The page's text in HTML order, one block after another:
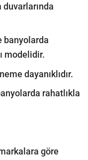
duvarlarında
banyolarda
modelidir.
dayanıklıdır.
rahatlıkla
göre